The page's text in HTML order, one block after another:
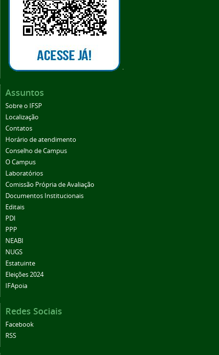
.
Assuntos
Sobre o IFSP
Localização
Contatos
Horário de atendimento
Conselho de Campus
O Campus
Laboratórios
Comissão Própria de Avaliação
Documentos Institucionais
Editais
PDI
PPP
NEABI
NUGS
Estatuinte
Eleições 2024
IFApoia
Redes Sociais
Facebook
RSS